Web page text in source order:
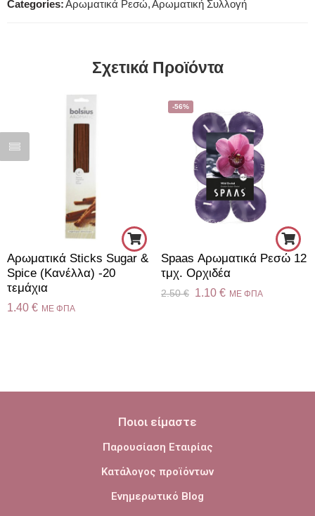
Categories:Αρωματικά Ρεσώ,Αρωματική Συλλογή
Σχετικά Προϊόντα
Αρωματικά Sticks Sugar &
Spice (Κανέλλα) -20
τεμάχια
1.40 € ME ΦΠΑ
-56%
Spaas Αρωματικά Ρεσώ 12
τμχ. Ορχιδέα
2.50€ 1.10 € ME ΦΠΑ
Ποιοι είμαστε
Παρουσίαση Εταιρίας
Κατάλογος προϊόντων
Ενημερωτικό Blog